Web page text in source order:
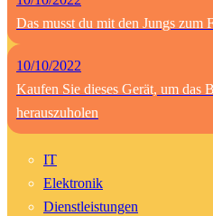
Das musst du mit den Jungs zum
10/10/2022
Kaufen Sie dieses Gerät, um das
herauszuholen
IT
Elektronik
Dienstleistungen